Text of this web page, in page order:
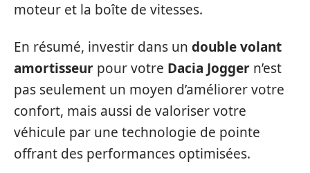
moteur et la boîte de vitesses.
En résumé, investir dans un double volant
amortisseur pour votre Dacia Jogger n’est
pas seulement un moyen d’améliorer votre
confort, mais aussi de valoriser votre
véhicule par une technologie de pointe
offrant des performances optimisées.